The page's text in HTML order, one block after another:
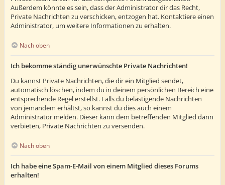
Außerdem könnte es sein, dass der Administrator dir das Recht,
Private Nachrichten zu verschicken, entzogen hat. Kontaktiere einen
Administrator, um weitere Informationen zu erhalten.
Nach oben
Ich bekomme ständig unerwünschte Private Nachrichten!
Du kannst Private Nachrichten, die dir ein Mitglied sendet,
automatisch löschen, indem du in deinem persönlichen Bereich eine
entsprechende Regel erstellst. Falls du belästigende Nachrichten
von jemandem erhältst, so kannst du dies auch einem
Administrator melden. Dieser kann dem betreffenden Mitglied dann
verbieten, Private Nachrichten zu versenden.
Nach oben
Ich habe eine Spam-E-Mail von einem Mitglied dieses Forums
erhalten!